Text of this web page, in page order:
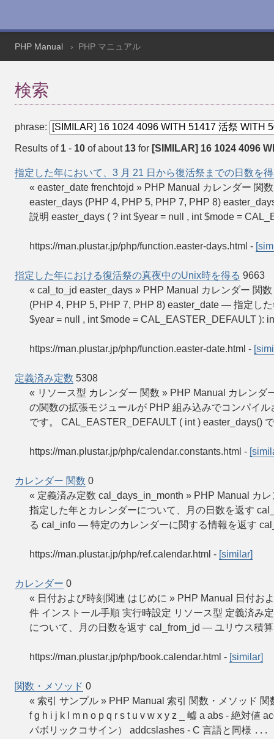
PHP Manual PHP マニュアル
検索
phrase:
Results of 1 - 10 of about 13 for [SIMILAR] 16 1024 4096
指定した年において、3 月 21 日から復活祭までの日数を
« easter_date frenchtojd » PHP Manual カレンダー 関
easter_days (PHP 4, PHP 5, PHP 7, PHP 8)
説明 easter_days ( ? int $year = null , int $mode =
https://man.plustar.jp/php/function.easter-days.html -
指定した年における復活祭の真夜中のUnix時を得る 9663
« cal_to_jd easter_days » PHP Manual カレンダー 関
(PHP 4, PHP 5, PHP 7, PHP 8) easter_date — 指定し
$year = null , int $mode = CAL_EASTER_DEFAULT ):
https://man.plustar.jp/php/function.easter-date.html -
定義済み定数 5308
« リソース型 カレンダー 関数 » PHP Manual カレン
の関数の拡張モジュールが PHP 組み込みでコンパイ
です。 CAL_EASTER_DEFAULT ( int ) easter_days()
https://man.plustar.jp/php/calendar.constants.html -
カレンダー 関数 0
« 定義済み定数 cal_days_in_month » PHP Manual カ
指定した年とカレンダーについて、月の日数を返す
る cal_info — 特定のカレンダーに関する情報を返す
https://man.plustar.jp/php/ref.calendar.html - [similar]
カレンダー 0
« 日付および時刻関連 はじめに » PHP Manual 日付お
件 インストール手順 実行時設定 リソース型 定義済み
について、月の日数を返す cal_from_jd — ユリウス積
https://man.plustar.jp/php/book.calendar.html - [similar]
関数・メソッド 0
« 索引 サンプル » PHP Manual 索引 関数・メソッド
f g h i j k l m n o p q r s t u v w x y z _ 㠊 a abs - 絶対値
パボリックコサイン） addcslashes - C 言語と同様 ...